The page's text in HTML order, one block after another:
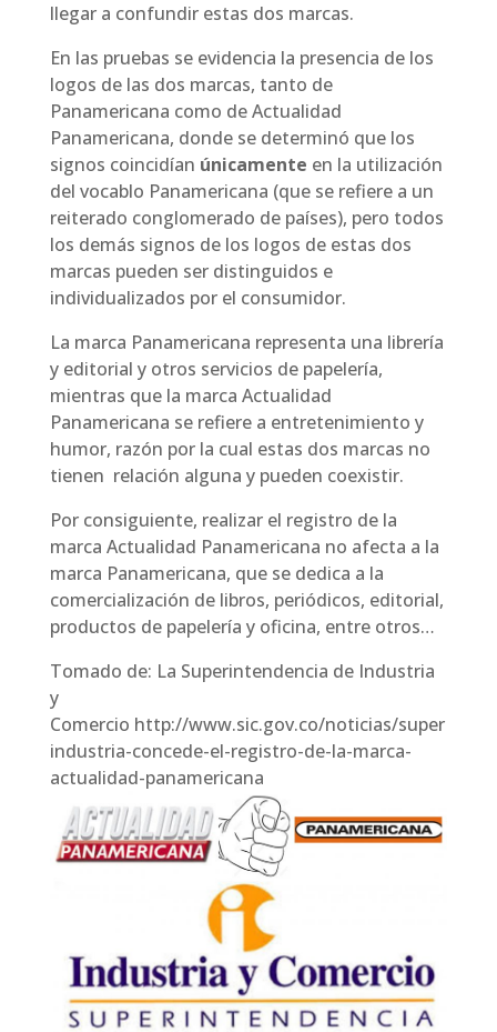
llegar a confundir estas dos marcas.
En las pruebas se evidencia la presencia de los
logos de las dos marcas, tanto de
Panamericana como de Actualidad
Panamericana, donde se determinó que los
signos coincidían únicamente en la utilización
del vocablo Panamericana (que se refiere a un
reiterado conglomerado de países), pero todos
los demás signos de los logos de estas dos
marcas pueden ser distinguidos e
individualizados por el consumidor.
La marca Panamericana representa una librería
y editorial y otros servicios de papelería,
mientras que la marca Actualidad
Panamericana se refiere a entretenimiento y
humor, razón por la cual estas dos marcas no
tienen relación alguna y pueden coexistir.
Por consiguiente, realizar el registro de la
marca Actualidad Panamericana no afecta a la
marca Panamericana, que se dedica a la
comercialización de libros, periódicos, editorial,
productos de papelería y oficina, entre otros…
Tomado de: La Superintendencia de Industria
y
Comercio http://www.sic.gov.co/noticias/super
industria-concede-el-registro-de-la-marca-
actualidad-panamericana